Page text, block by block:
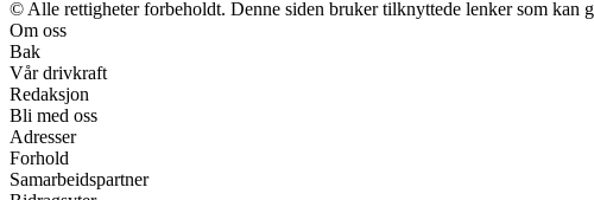
© Alle rettigheter forbeholdt. Denne siden bruker tilknyttede lenker som kan
Om oss
Bak
Vår drivkraft
Redaksjon
Bli med oss
Adresser
Forhold
Samarbeidspartner